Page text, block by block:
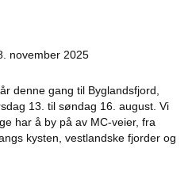
november 2025
denne gang til Byglandsfjord,
13. til søndag 16. august. Vi
har å by på av MC-veier, fra
kysten, vestlandske fjorder og